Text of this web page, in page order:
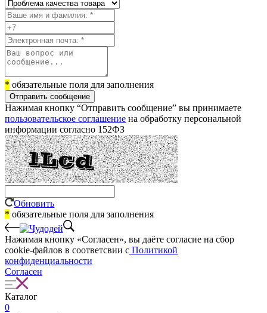
* обязательные поля для заполнения
Отправить сообщение
Нажимая кнопку “Отправить сообщение” вы принимаете
пользовательское соглашение на обработку персональной
информации согласно 152ФЗ
Обновить
* обязательные поля для заполнения
Нажимая кнопку «Согласен», вы даёте cогласие на сбор
cookie-файлов в соответсвии с Политикой
конфиденциальности
Согласен
Каталог
0